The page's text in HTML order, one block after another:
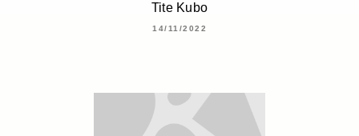
Tite Kubo
14/11/2022